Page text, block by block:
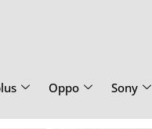
Oppo Sony